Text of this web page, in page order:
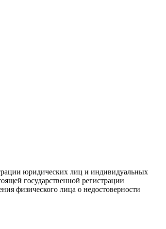
юридических лиц и индивидуальных
государственной регистрации
физического лица о недостоверности